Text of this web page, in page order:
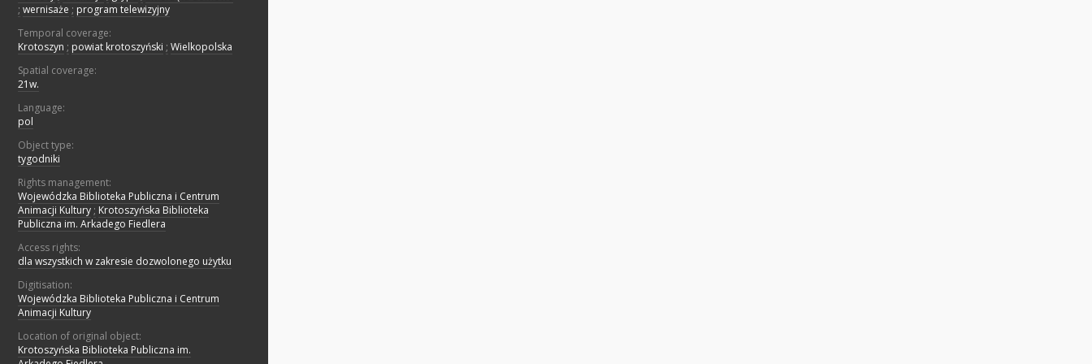
; wernisaże ; program telewizyjny
Temporal coverage:
Krotoszyn ; powiat krotoszyński ; Wielkopolska
Spatial coverage:
21w.
Language:
pol
Object type:
tygodniki
Rights management:
Wojewódzka Biblioteka Publiczna i Centrum
Animacji Kultury ; Krotoszyńska Biblioteka
Publiczna im. Arkadego Fiedlera
Access rights:
dla wszystkich w zakresie dozwolonego użytku
Digitisation:
Wojewódzka Biblioteka Publiczna i Centrum
Animacji Kultury
Location of original object:
Krotoszyńska Biblioteka Publiczna im.